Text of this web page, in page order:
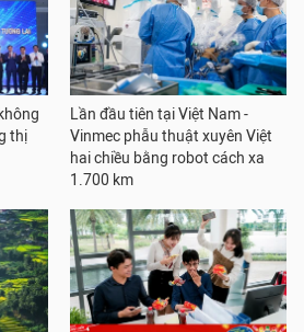
thị
Lần đầu tiên tại Việt Nam -
Vinmec phẫu thuật xuyên Việt
hai chiều bằng robot cách xa
1.700 km